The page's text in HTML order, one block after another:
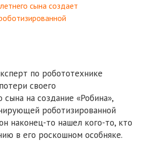
сына создает
по робототехнике
своего
на создание «Робина»,
роботизированной
наконец-то нашел кого-то, кто
в его роскошном особняке.